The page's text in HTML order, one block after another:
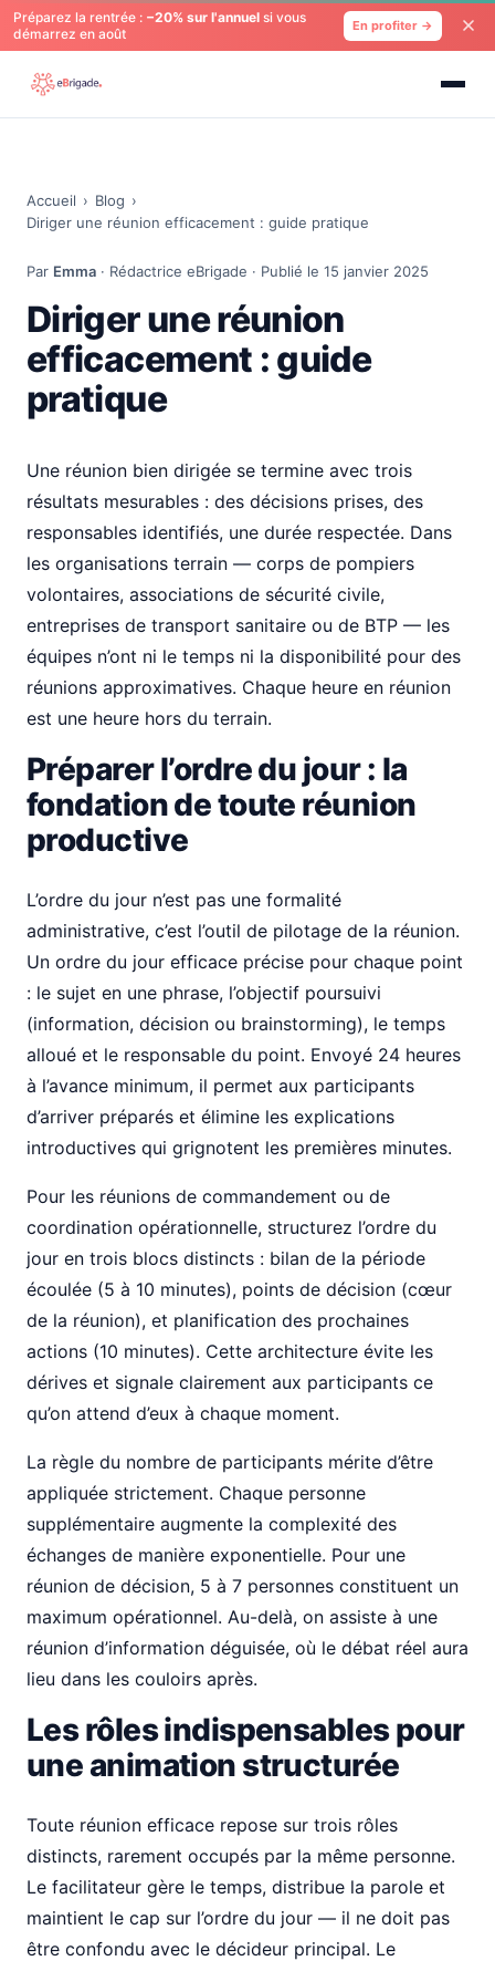
Préparez la rentrée : −20% sur l'annuel si vous
démarrez en août
En profiter →
Accueil › Blog ›
Diriger une réunion efficacement : guide pratique
Par Emma · Rédactrice eBrigade · Publié le 15 janvier 2025
Diriger une réunion
efficacement : guide
pratique
Une réunion bien dirigée se termine avec trois
résultats mesurables : des décisions prises, des
responsables identifiés, une durée respectée. Dans
les organisations terrain — corps de pompiers
volontaires, associations de sécurité civile,
entreprises de transport sanitaire ou de BTP — les
équipes n’ont ni le temps ni la disponibilité pour des
réunions approximatives. Chaque heure en réunion
est une heure hors du terrain.
Préparer l’ordre du jour : la
fondation de toute réunion
productive
L’ordre du jour n’est pas une formalité
administrative, c’est l’outil de pilotage de la réunion.
Un ordre du jour efficace précise pour chaque point
: le sujet en une phrase, l’objectif poursuivi
(information, décision ou brainstorming), le temps
alloué et le responsable du point. Envoyé 24 heures
à l’avance minimum, il permet aux participants
d’arriver préparés et élimine les explications
introductives qui grignotent les premières minutes.
Pour les réunions de commandement ou de
coordination opérationnelle, structurez l’ordre du
jour en trois blocs distincts : bilan de la période
écoulée (5 à 10 minutes), points de décision (cœur
de la réunion), et planification des prochaines
actions (10 minutes). Cette architecture évite les
dérives et signale clairement aux participants ce
qu’on attend d’eux à chaque moment.
La règle du nombre de participants mérite d’être
appliquée strictement. Chaque personne
supplémentaire augmente la complexité des
échanges de manière exponentielle. Pour une
réunion de décision, 5 à 7 personnes constituent un
maximum opérationnel. Au-delà, on assiste à une
réunion d’information déguisée, où le débat réel aura
lieu dans les couloirs après.
Les rôles indispensables pour
une animation structurée
Toute réunion efficace repose sur trois rôles
distincts, rarement occupés par la même personne.
Le facilitateur gère le temps, distribue la parole et
maintient le cap sur l’ordre du jour — il ne doit pas
être confondu avec le décideur principal. Le